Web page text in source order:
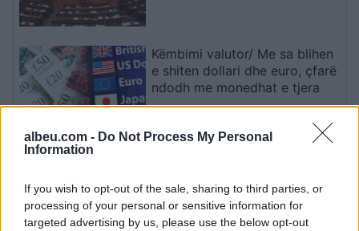
albeu.com - Do Not Process My Personal
Information
If you wish to opt-out of the sale, sharing to third parties, or
processing of your personal or sensitive information for
targeted advertising by us, please use the below opt-out
Këmbimi valutor/ Me sa blihen
e shiten dollari dhe euro, çfarë
ndodh me monedhat e tjera
vendosur deri në dorëheqjen e
kryeministrit Rama